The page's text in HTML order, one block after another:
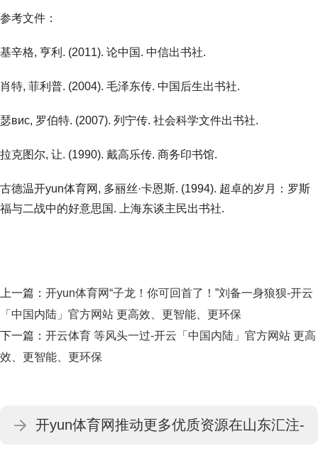
参考文件：
基辛格, 亨利. (2011). 论中国. 中信出书社.
肖特, 菲利普. (2004). 毛泽东传. 中国后生出书社.
瑟вис, 罗伯特. (2007). 列宁传. 社会科学文件出书社.
拉克图尔, 让. (1990). 戴高乐传. 商务印书馆.
古德温开yun体育网, 多丽丝·卡恩斯. (1994). 超卓的岁月：罗斯
福与二战中的好意思国. 上海东谈主民出书社.
上一篇： 开yun体育网“子龙！你可回首了！”刘备一身狼狈-开云
「中国内陆」官方网站 更高效、更智能、更环保
下一篇： 开云体育 等风头一过-开云「中国内陆」官方网站 更高
效、更智能、更环保
开yun体育网推动更多优质资源在山东汇注-